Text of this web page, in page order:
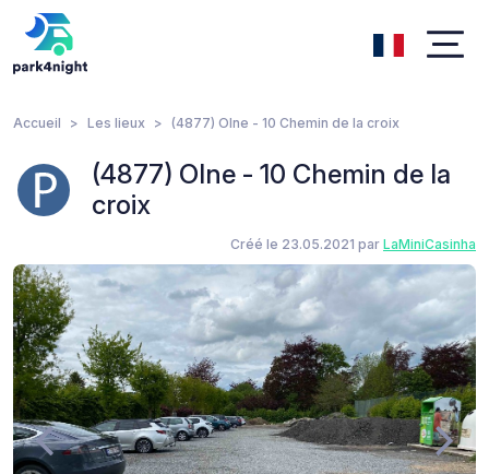
Accueil Les lieux (4877) Olne - 10 Chemin de la croix
(4877) Olne - 10 Chemin de la
croix
Créé le 23.05.2021 par LaMiniCasinha